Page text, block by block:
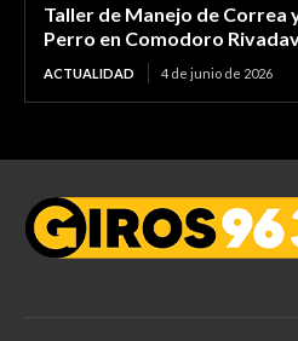
Taller de Manejo de Correa
Perro en Comodoro
ACTUALIDAD 4 de junio de 2026